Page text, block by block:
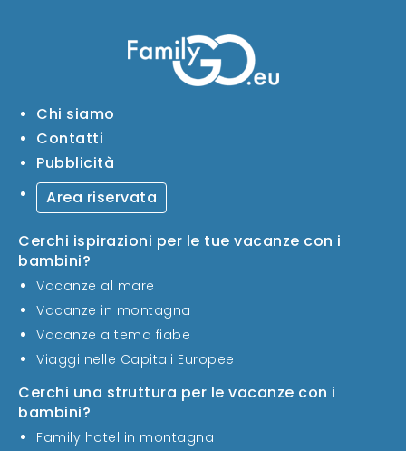
Chi siamo
Contatti
Pubblicità
Area riservata
Cerchi ispirazioni per le tue vacanze con i
bambini?
Vacanze al mare
Vacanze in montagna
Vacanze a tema fiabe
Viaggi nelle Capitali Europee
Cerchi una struttura per le vacanze con i
bambini?
Family hotel in montagna